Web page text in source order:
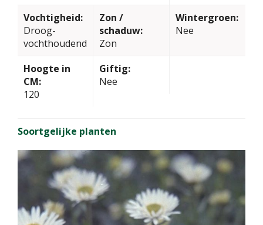
Vochtigheid:
Droog-
vochthoudend
Zon /
schaduw:
Zon
Wintergroen:
Nee
Hoogte in
CM:
120
Giftig:
Nee
Soortgelijke planten